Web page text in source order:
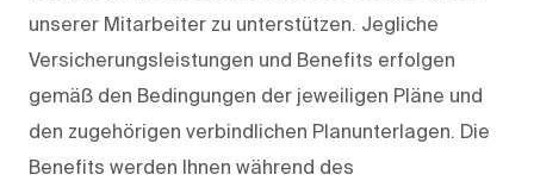
unserer Mitarbeiter zu unterstützen. Jegliche
Versicherungsleistungen und Benefits erfolgen
gemäß den Bedingungen der jeweiligen Pläne und
den zugehörigen verbindlichen Planunterlagen. Die
Benefits werden Ihnen während des